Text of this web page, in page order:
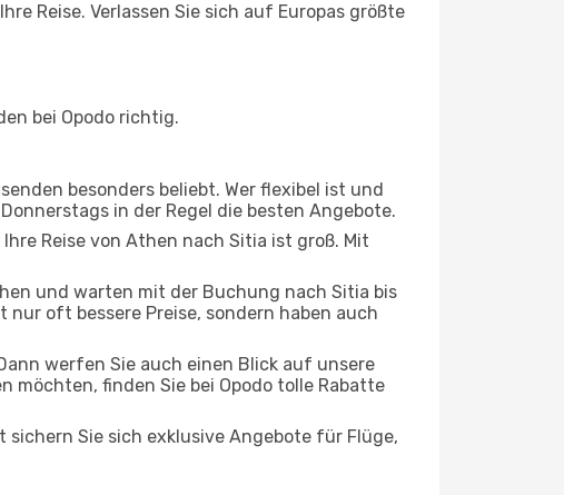
Reise. Verlassen Sie sich auf Europas größte
bei Opodo richtig.
besonders beliebt. Wer flexibel ist und
in der Regel die besten Angebote.
Reise von Athen nach Sitia ist groß. Mit
und warten mit der Buchung nach Sitia bis
oft bessere Preise, sondern haben auch
werfen Sie auch einen Blick auf unsere
möchten, finden Sie bei Opodo tolle Rabatte
Sie sich exklusive Angebote für Flüge,